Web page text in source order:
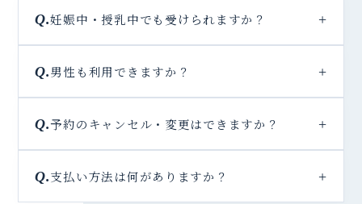
妊娠中・授乳中でも受けられますか？
男性も利用できますか？
予約のキャンセル・変更はできますか？
支払い方法は何がありますか？